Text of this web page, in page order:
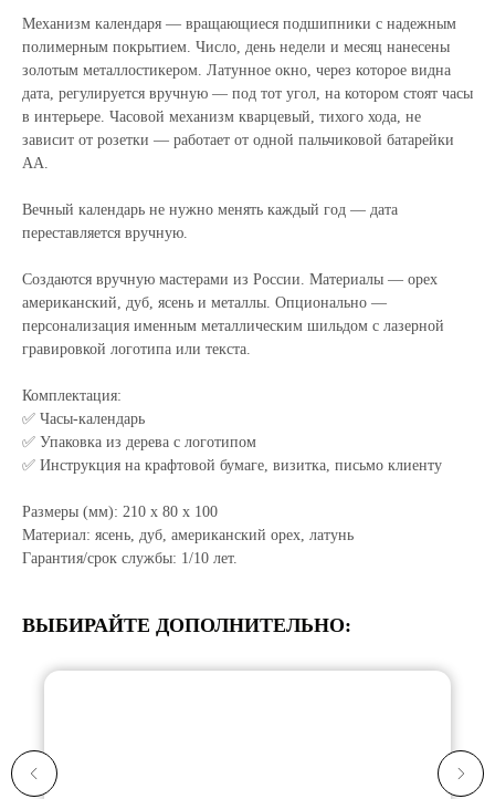
Механизм календаря — вращающиеся подшипники с надежным
полимерным покрытием. Число, день недели и месяц нанесены
золотым металлостикером. Латунное окно, через которое видна
дата, регулируется вручную — под тот угол, на котором стоят часы
в интерьере. Часовой механизм кварцевый, тихого хода, не
зависит от розетки — работает от одной пальчиковой батарейки
АА.
Вечный календарь не нужно менять каждый год — дата
переставляется вручную.
Создаются вручную мастерами из России. Материалы — орех
американский, дуб, ясень и металлы. Опционально —
персонализация именным металлическим шильдом с лазерной
гравировкой логотипа или текста.
Комплектация:
✅ Часы-календарь
✅ Упаковка из дерева с логотипом
✅ Инструкция на крафтовой бумаге, визитка, письмо клиенту
Размеры (мм): 210 х 80 х 100
Материал: ясень, дуб, американский орех, латунь
Гарантия/срок службы: 1/10 лет.
ВЫБИРАЙТЕ ДОПОЛНИТЕЛЬНО: